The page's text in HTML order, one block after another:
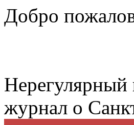
Добро
Нерегулярный
журнал о